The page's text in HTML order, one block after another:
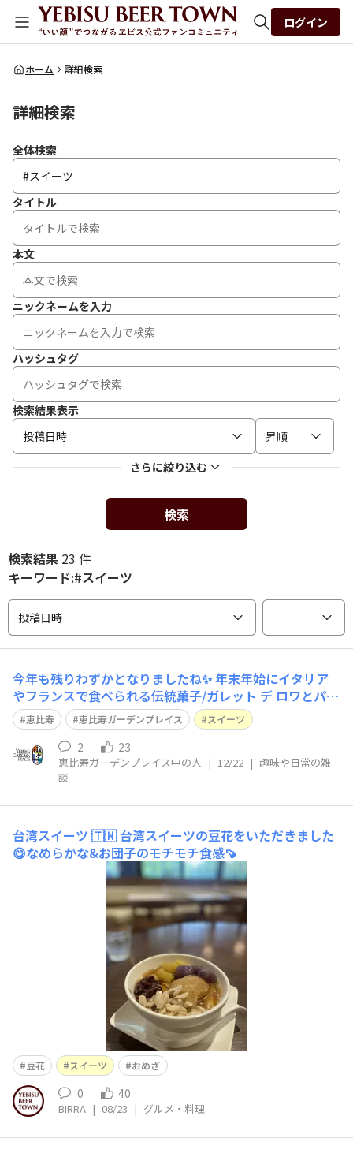
全体検索
ログイン
ホーム 詳細検索
詳細検索
全体検索
タイトル
本文
ニックネームを入力
ハッシュタグ
検索結果表示
投稿日時
昇順
さらに絞り込む
検索
検索結果 23 件
キーワード:#スイーツ
投稿日時
今年も残りわずかとなりましたね✨ 年末年始にイタリア
やフランスで食べられる伝統菓子/ガレット デ ロワとパネ
ットーネをご存知ですか？♪ 今月のYEBIStockでは、恵
比寿で極上のガレット デ ロワとパネットーネを提供す
る、スイーツの名店をご紹介しています。 ぜひ、ご覧く
ださい。 公開記事はこ
恵比寿 恵比寿ガーデンプレイス スイーツ
2 23
恵比寿ガーデンプレイス中の人 | 12/22 | 趣味や日常の雑
談
台湾スイーツ 🇹🇼 台湾スイーツの豆花をいただきました
😋なめらかな&お団子のモチモチ食感🍠
豆花 スイーツ おめざ
0 40
BIRRA | 08/23 | グルメ・料理